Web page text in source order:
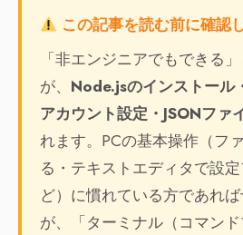
この記事を読む前に確認
「非エンジニアでもできる
が、 Node.jsのインストール
アカウント設定・JSONファ
れます。PCの基本操作（フ
る・テキストエディタで設
ど）に慣れている方であれ
が、「ターミナル（コマン